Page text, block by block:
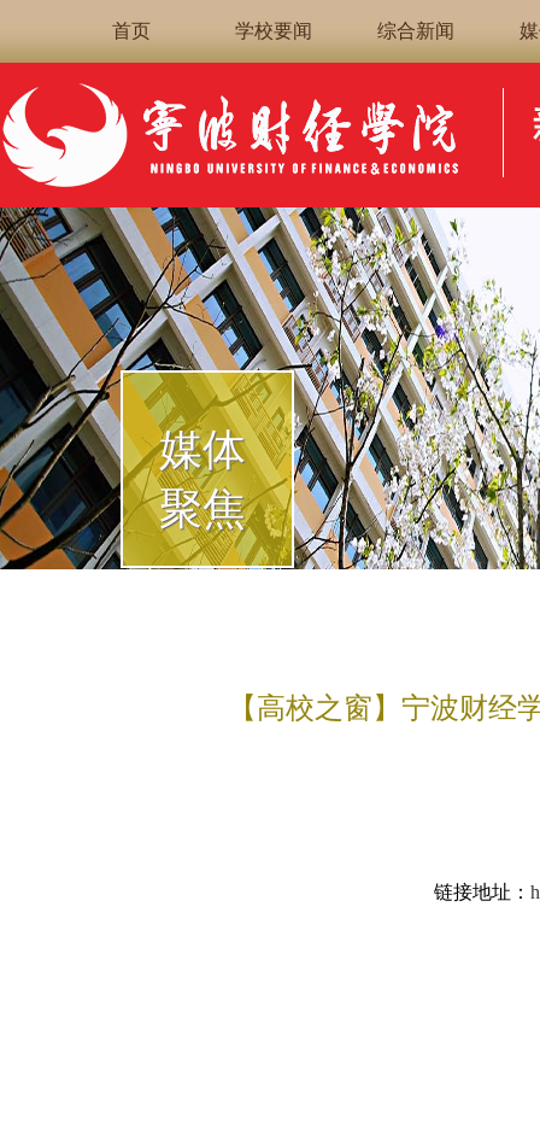
首页 学校要闻 综合新闻
媒体
聚焦
【高校之窗】宁波财
链接地址：